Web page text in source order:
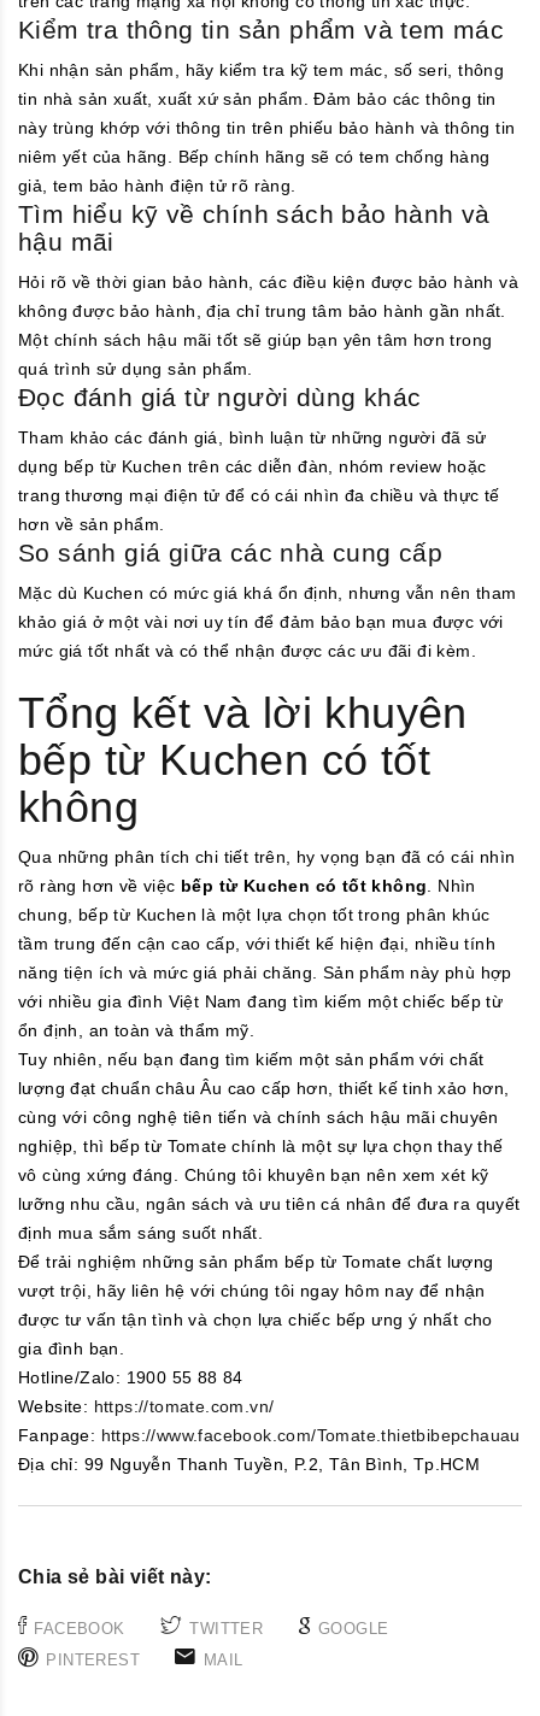
Kiểm tra thông tin sản phẩm và tem mác
Khi nhận sản phẩm, hãy kiểm tra kỹ tem mác, số seri, thông
tin nhà sản xuất, xuất xứ sản phẩm. Đảm bảo các thông tin
này trùng khớp với thông tin trên phiếu bảo hành và thông tin
niêm yết của hãng. Bếp chính hãng sẽ có tem chống hàng
giả, tem bảo hành điện tử rõ ràng.
Tìm hiểu kỹ về chính sách bảo hành và
hậu mãi
Hỏi rõ về thời gian bảo hành, các điều kiện được bảo hành và
không được bảo hành, địa chỉ trung tâm bảo hành gần nhất.
Một chính sách hậu mãi tốt sẽ giúp bạn yên tâm hơn trong
quá trình sử dụng sản phẩm.
Đọc đánh giá từ người dùng khác
Tham khảo các đánh giá, bình luận từ những người đã sử
dụng bếp từ Kuchen trên các diễn đàn, nhóm review hoặc
trang thương mại điện tử để có cái nhìn đa chiều và thực tế
hơn về sản phẩm.
So sánh giá giữa các nhà cung cấp
Mặc dù Kuchen có mức giá khá ổn định, nhưng vẫn nên tham
khảo giá ở một vài nơi uy tín để đảm bảo bạn mua được với
mức giá tốt nhất và có thể nhận được các ưu đãi đi kèm.
Tổng kết và lời khuyên
bếp từ Kuchen có tốt
không
Qua những phân tích chi tiết trên, hy vọng bạn đã có cái nhìn
rõ ràng hơn về việc bếp từ Kuchen có tốt không. Nhìn
chung, bếp từ Kuchen là một lựa chọn tốt trong phân khúc
tầm trung đến cận cao cấp, với thiết kế hiện đại, nhiều tính
năng tiện ích và mức giá phải chăng. Sản phẩm này phù hợp
với nhiều gia đình Việt Nam đang tìm kiếm một chiếc bếp từ
ổn định, an toàn và thẩm mỹ.
Tuy nhiên, nếu bạn đang tìm kiếm một sản phẩm với chất
lượng đạt chuẩn châu Âu cao cấp hơn, thiết kế tinh xảo hơn,
cùng với công nghệ tiên tiến và chính sách hậu mãi chuyên
nghiệp, thì bếp từ Tomate chính là một sự lựa chọn thay thế
vô cùng xứng đáng. Chúng tôi khuyên bạn nên xem xét kỹ
lưỡng nhu cầu, ngân sách và ưu tiên cá nhân để đưa ra quyết
định mua sắm sáng suốt nhất.
Để trải nghiệm những sản phẩm bếp từ Tomate chất lượng
vượt trội, hãy liên hệ với chúng tôi ngay hôm nay để nhận
được tư vấn tận tình và chọn lựa chiếc bếp ưng ý nhất cho
gia đình bạn.
Hotline/Zalo: 1900 55 88 84
Website: https://tomate.com.vn/
Fanpage: https://www.facebook.com/Tomate.thietbibepchauau
Địa chỉ: 99 Nguyễn Thanh Tuyền, P.2, Tân Bình, Tp.HCM
Chia sẻ bài viết này:
FACEBOOK TWITTER
GOOGLE
PINTEREST
MAIL